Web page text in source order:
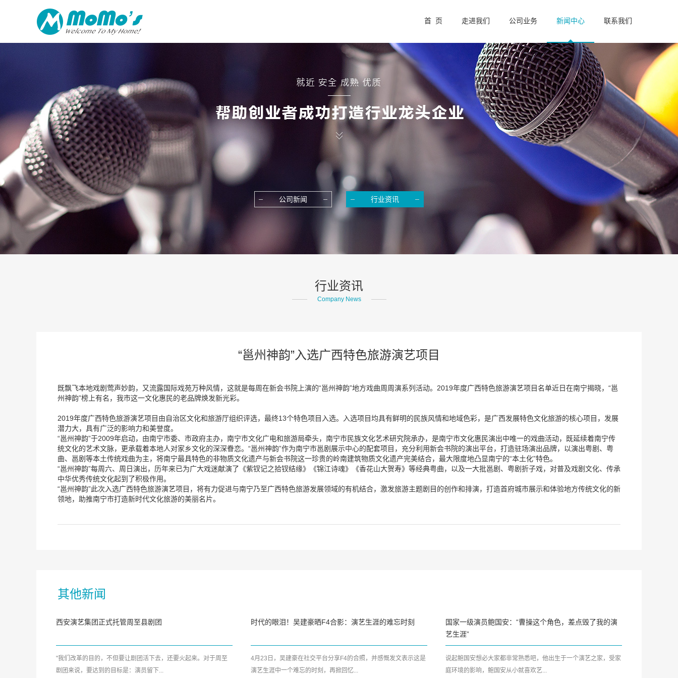
首 页 走进我们 公司业务 新闻中心 联系我们
公司新闻 行业资讯
行业资讯
Company News
“邕州神韵”入选广西特色旅游演艺项目
既飘飞本地戏剧莺声妙韵，又流露国际戏苑万种风情，这就是每周在新会书院上演的“邕州神韵”地方戏曲周周演系列活动。2019年度广西特色旅游演艺项目名单近日在南宁揭晓，“邕
州神韵”榜上有名，我市这一文化惠民的老品牌焕发新光彩。
2019年度广西特色旅游演艺项目由自治区文化和旅游厅组织评选，最终13个特色项目入选。入选项目均具有鲜明的民族风情和地域色彩，是广西发展特色文化旅游的核心项目，发展
潜力大，具有广泛的影响力和美誉度。
“邕州神韵”于2009年启动，由南宁市委、市政府主办，南宁市文化广电和旅游局牵头，南宁市民族文化艺术研究院承办，是南宁市文化惠民演出中唯一的戏曲活动，既延续着南宁传
统文化的艺术文脉，更承载着本地人对家乡文化的深深眷恋。“邕州神韵”作为南宁市邕剧展示中心的配套项目，充分利用新会书院的演出平台，打造驻场演出品牌，以演出粤剧、粤
曲、邕剧等本土传统戏曲为主，将南宁最具特色的非物质文化遗产与新会书院这一珍贵的岭南建筑物质文化遗产完美结合，最大限度地凸显南宁的“本土化”特色。
“邕州神韵”每周六、周日演出，历年来已为广大戏迷献演了《紫钗记之拾钗结缘》《锦江诗魂》《香花山大贺寿》等经典粤曲，以及一大批邕剧、粤剧折子戏，对普及戏剧文化、传承
中华优秀传统文化起到了积极作用。
“邕州神韵”此次入选广西特色旅游演艺项目，将有力促进与南宁乃至广西特色旅游发展领域的有机结合，激发旅游主题剧目的创作和排演，打造首府城市展示和体验地方传统文化的新
领地，助推南宁市打造新时代文化旅游的美丽名片。
其他新闻
西安演艺集团正式托管周至县剧团
"我们改革的目的，不但要让剧团活下去，还要火起来。对于周至
剧团来说，要达到的目标是：演员留下...
时代的眼泪！吴建豪晒F4合影：演艺生涯的难忘时刻
4月23日，吴建豪在社交平台分享F4的合照，并感慨发文表示这是
演艺生涯中一个难忘的时刻，再掀回忆...
国家一级演员鲍国安：“曹操这个角色，差点毁了我的演
艺生涯”
说起鲍国安想必大家都非常熟悉吧，他出生于一个演艺之家，受家
庭环境的影响，鲍国安从小就喜欢艺...